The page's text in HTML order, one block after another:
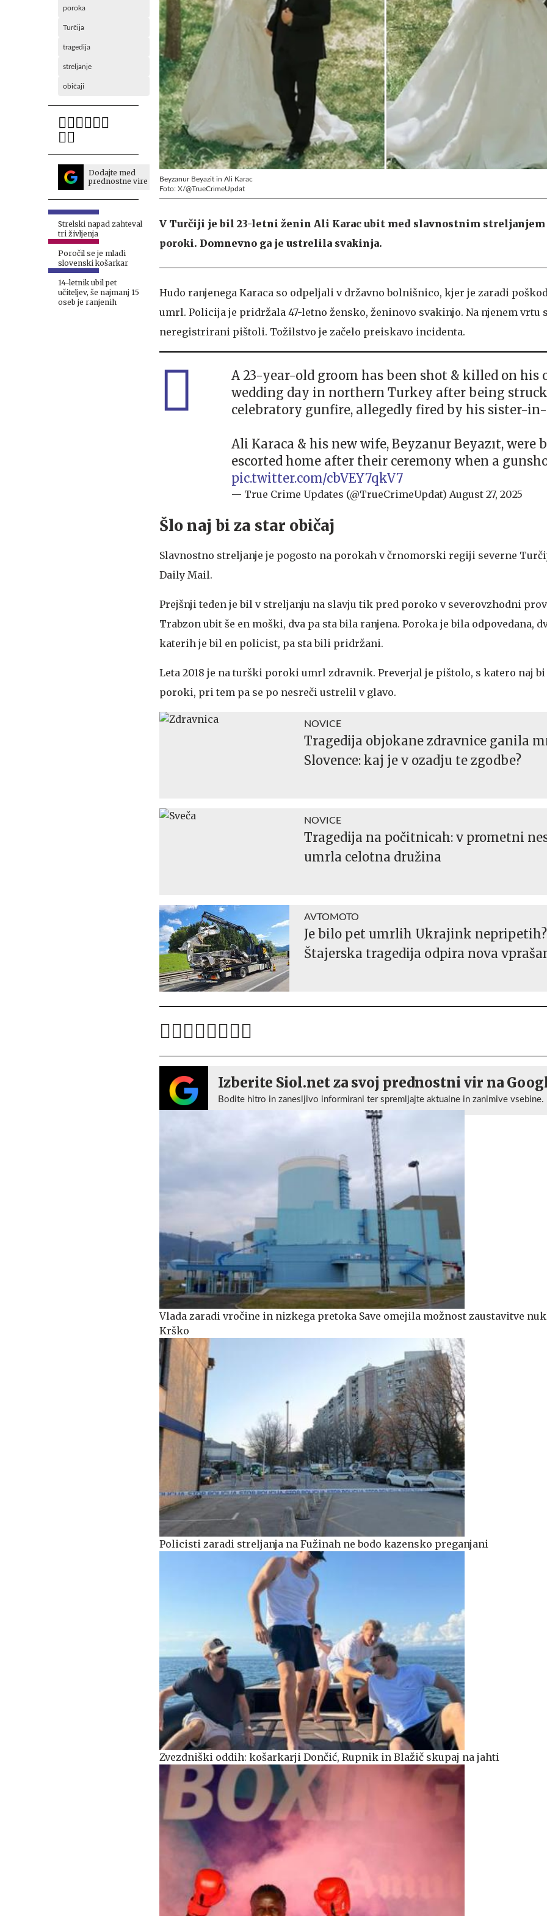
poroka
Turčija
tragedija
streljanje
običaji
Dodajte med
prednostne vire
Strelski napad zahteval
tri življenja
Poročil se je mladi
slovenski košarkar
14-letnik ubil pet
učiteljev, še najmanj 15
oseb je ranjenih
Beyzanur Beyazit in Ali Karac
Foto: X/@TrueCrimeUpdat
V Turčiji je bil 23-letni ženin Ali Karac ubit med slavnostnim
poroki. Domnevno ga je ustrelila svakinja.
Hudo ranjenega Karaca so odpeljali v državno bolnišnico, kjer je zaradi
umrl. Policija je pridržala 47-letno žensko, ženinovo svakinjo. Na njenem vrtu
neregistrirani pištoli. Tožilstvo je začelo preiskavo incidenta.
A 23-year-old groom has been shot & killed on his
wedding day in northern Turkey after being
celebratory gunfire, allegedly fired by his sister-
Ali Karaca & his new wife, Beyzanur Beyazıt, were
escorted home after their ceremony when a
pic.twitter.com/cbVEY7qkV7
— True Crime Updates (@TrueCrimeUpdat) August 27, 2025
Šlo naj bi za star običaj
Slavnostno streljanje je pogosto na porokah v črnomorski regiji severne
Daily Mail.
Prejšnji teden je bil v streljanju na slavju tik pred poroko v severovzhodni
Trabzon ubit še en moški, dva pa sta bila ranjena. Poroka je bila odpovedana,
katerih je bil en policist, pa sta bili pridržani.
Leta 2018 je na turški poroki umrl zdravnik. Preverjal je pištolo, s katero naj
poroki, pri tem pa se po nesreči ustrelil v glavo.
NOVICE
Tragedija objokane zdravnice ganila
Slovence: kaj je v ozadju te zgodbe?
NOVICE
Tragedija na počitnicah: v prometni
umrla celotna družina
AVTOMOTO
Je bilo pet umrlih Ukrajink nepripetih?
Štajerska tragedija odpira nova
Izberite Siol.net za svoj prednostni vir na
Bodite hitro in zanesljivo informirani ter spremljajte aktualne in zanimive vsebine.
Vlada zaradi vročine in nizkega pretoka Save omejila možnost zaustavitve
Krško
Policisti zaradi streljanja na Fužinah ne bodo kazensko preganjani
Zvezdniški oddih: košarkarji Dončić, Rupnik in Blažič skupaj na jahti